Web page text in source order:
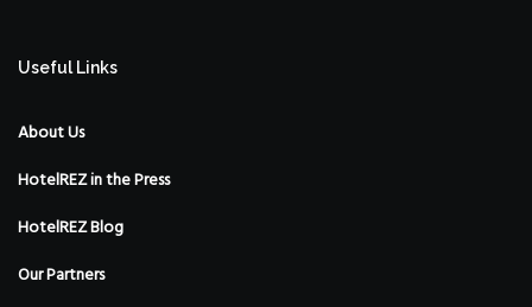
Useful Links
About Us
HotelREZ in the Press
HotelREZ Blog
Our Partners